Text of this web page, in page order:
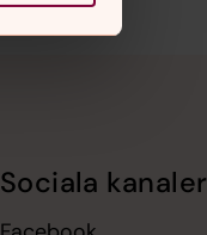
Sociala kanaler